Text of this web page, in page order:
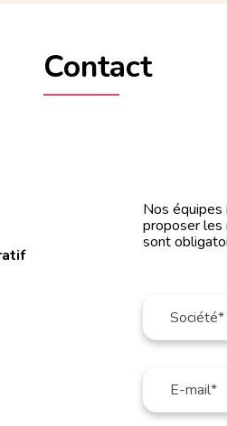
Contact
Nos
proposer les
sont